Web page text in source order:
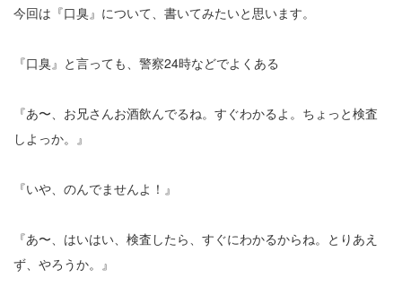
今回は『口臭』について、書いてみたいと思います。
『口臭』と言っても、警察24時などでよくある
『あ〜、お兄さんお酒飲んでるね。すぐわかるよ。ちょっと検査
しよっか。』
『いや、のんでませんよ！』
『あ〜、はいはい、検査したら、すぐにわかるからね。とりあえ
ず、やろうか。』